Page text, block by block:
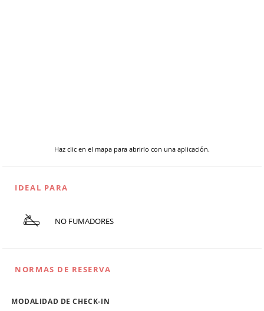
Haz clic en el mapa para abrirlo con una aplicación.
IDEAL PARA
NO FUMADORES
NORMAS DE RESERVA
MODALIDAD DE CHECK-IN